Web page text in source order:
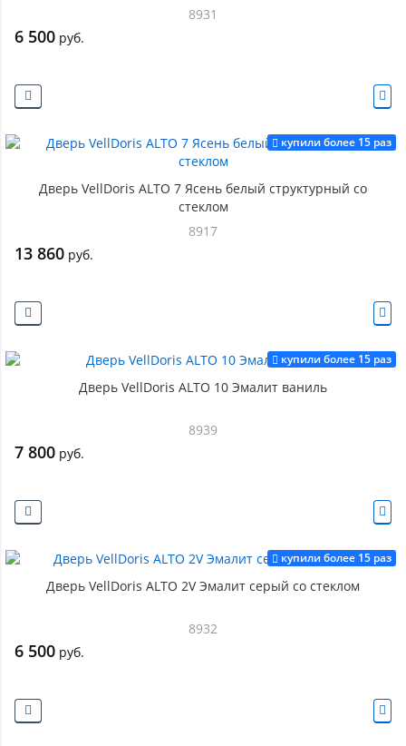
8931
6 500 руб.
купили более 15 раз
Дверь VellDoris ALTO 7 Ясень белый структурный со
стеклом
8917
13 860 руб.
купили более 15 раз
Дверь VellDoris ALTO 10 Эмалит ваниль
8939
7 800 руб.
купили более 15 раз
Дверь VellDoris ALTO 2V Эмалит серый со стеклом
8932
6 500 руб.